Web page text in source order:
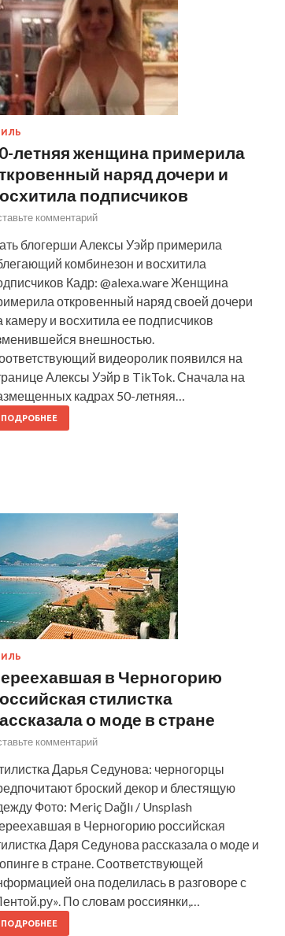
летняя женщина примерила
наряд дочери и
подписчиков
комментарий
блогерши Алексы Уэйр примерила
комбинезон и восхитила
Кадр: @alexa.ware Женщина
откровенный наряд своей дочери
камеру и восхитила ее подписчиков
внешностью.
видеоролик появился на
Алексы Уэйр в TikTok. Сначала на
кадрах 50-летняя…
ПОДРОБНЕЕ
в Черногорию
стилистка
о моде в стране
комментарий
Дарья Седунова: черногорцы
броский декор и блестящую
Фото: Meriç Dağlı / Unsplash
в Черногорию российская
Даря Седунова рассказала о моде и
в стране. Соответствующей
она поделилась в разговоре с
По словам россиянки,…
ПОДРОБНЕЕ